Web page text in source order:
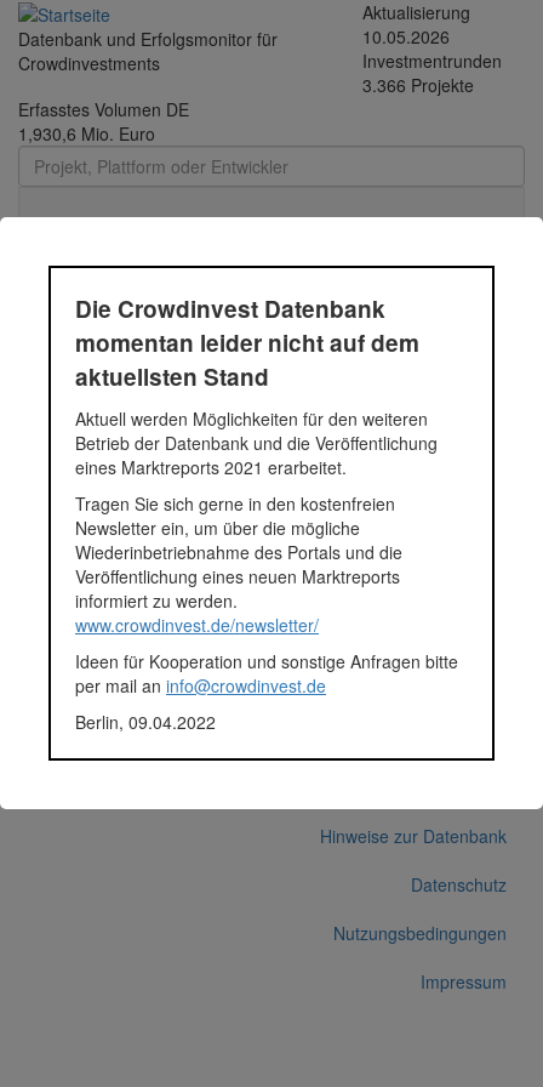
Direkt
zum
Inhalt
Datenbank und Erfolgsmonitor für
Crowdinvestments
Aktualisierung
10.05.2026
Investmentrunden
3.366 Projekte
Erfasstes Volumen DE
1,930,6 Mio. Euro
Toggle
Wohnen am Anger
Projektentwickler, die D-A-X Hochbau GmbH & Co. KG, wird
das Projektgrundstück ankaufen und in Baugrundstücke aufteilen
– bereits für alle Teilgrundstücke liegen Reservierungen (mit
Reservierungsgebühren) von Enderwerbern vor.
Fundingsumme
1.663.999 Euro
Segment
Immobilien
Anlagestatus
Aktiv
Plattform
Exporo
Projektentwickler
D-A-X Hochbau GmbH & Co.
Alle Angaben ohne Gewähr auf Vollständigkeit und Richtigkeit.
Hinweise zur Datenbank
Datenschutz
Nutzungsbedingungen
Impressum
Die Crowdinvest Datenbank
momentan leider nicht auf dem
aktuellsten Stand
Aktuell werden Möglichkeiten für den weiteren
Betrieb der Datenbank und die Veröffentlichung
eines Marktreports 2021 erarbeitet.
Tragen Sie sich gerne in den kostenfreien
Newsletter ein, um über die mögliche
Wiederinbetriebnahme des Portals und die
Veröffentlichung eines neuen Marktreports
informiert zu werden.
www.crowdinvest.de/newsletter/
Ideen für Kooperation und sonstige Anfragen bitte
per mail an info@crowdinvest.de
Berlin, 09.04.2022